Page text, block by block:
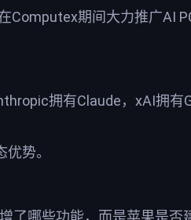
Computex期间大力推广AI
拥有Claude，xAI拥
势。
哪些功能，而是苹果是否